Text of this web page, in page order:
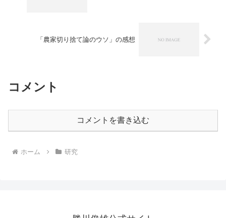
「農家切り捨て論のウソ」の感想
コメント
コメントを書き込む
ホーム 研究